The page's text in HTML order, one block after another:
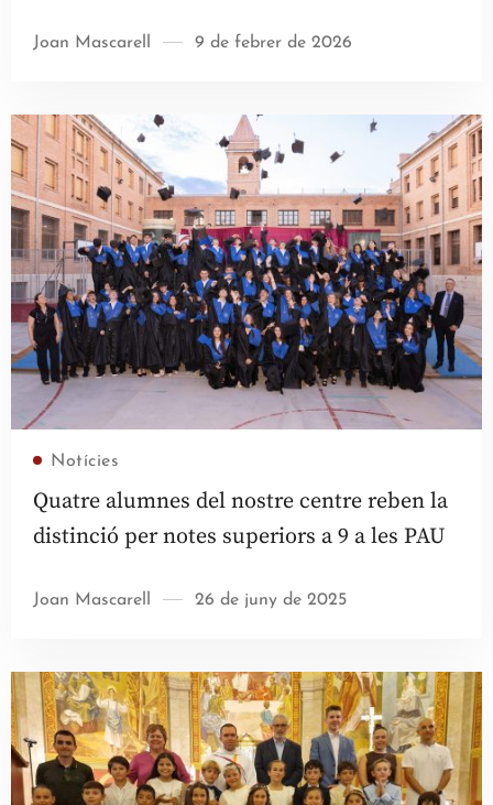
Joan Mascarell 9 de febrer de 2026
Notícies
Quatre alumnes del nostre centre reben la
distinció per notes superiors a 9 a les PAU
Joan Mascarell 26 de juny de 2025